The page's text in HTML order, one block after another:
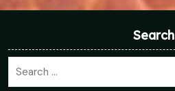
Search